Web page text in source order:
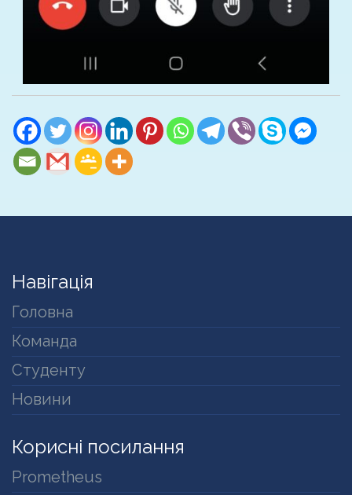
Навігація
Головна
Команда
Студенту
Новини
Корисні посилання
Prometheus